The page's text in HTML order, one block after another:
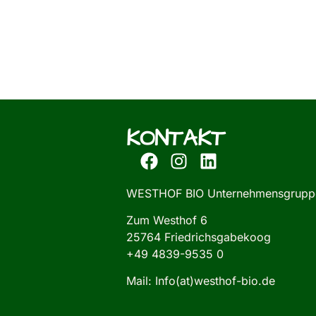
KONTAKT
WESTHOF BIO
Zum Westhof 6
25764 Friedrichsgabekoog
+49 4839-9535 0
Mail: Info(at)westhof-bio.de